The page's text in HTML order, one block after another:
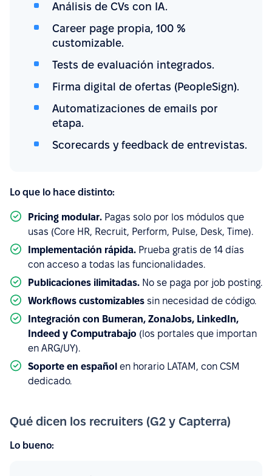
Análisis de CVs con IA.
Career page propia, 100 %
customizable.
Tests de evaluación integrados.
Firma digital de ofertas (PeopleSign).
Automatizaciones de emails por
etapa.
Scorecards y feedback de entrevistas.
Lo que lo hace distinto:
Pricing modular. Pagas solo por los módulos que
usas (Core HR, Recruit, Perform, Pulse, Desk, Time).
Implementación rápida. Prueba gratis de 14 días
con acceso a todas las funcionalidades.
Publicaciones ilimitadas. No se paga por job posting.
Workflows customizables sin necesidad de código.
Integración con Bumeran, ZonaJobs, LinkedIn,
Indeed y Computrabajo (los portales que importan
en ARG/UY).
Soporte en español en horario LATAM, con CSM
dedicado.
Qué dicen los recruiters (G2 y Capterra)
Lo bueno: